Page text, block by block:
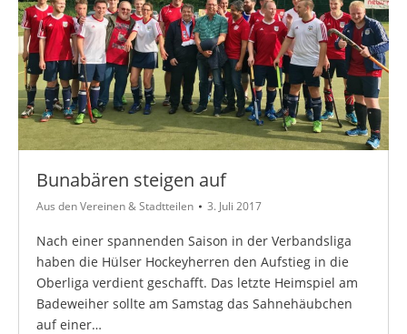
Bunabären steigen auf
Aus den Vereinen & Stadtteilen 3. Juli 2017
Nach einer spannenden Saison in der Verbandsliga
haben die Hülser Hockeyherren den Aufstieg in die
Oberliga verdient geschafft. Das letzte Heimspiel am
Badeweiher sollte am Samstag das Sahnehäubchen
auf einer…